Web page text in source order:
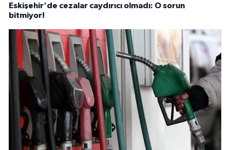
Eskişehir'de cezalar caydırıcı olmadı: O sorun
bitmiyor!